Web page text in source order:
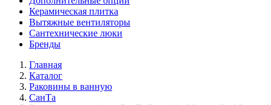
Керамическая плитка
Вытяжные вентиляторы
Сантехнические люки
Бренды
Главная
Каталог
Раковины в ванную
СанТа